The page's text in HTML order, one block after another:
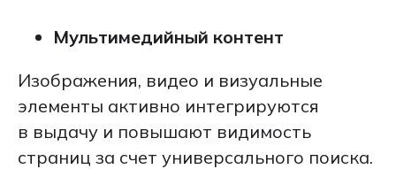
Мультимедийный контент
Изображения, видео и визуальные
элементы активно интегрируются
в выдачу и повышают видимость
страниц за счет универсального поиска.